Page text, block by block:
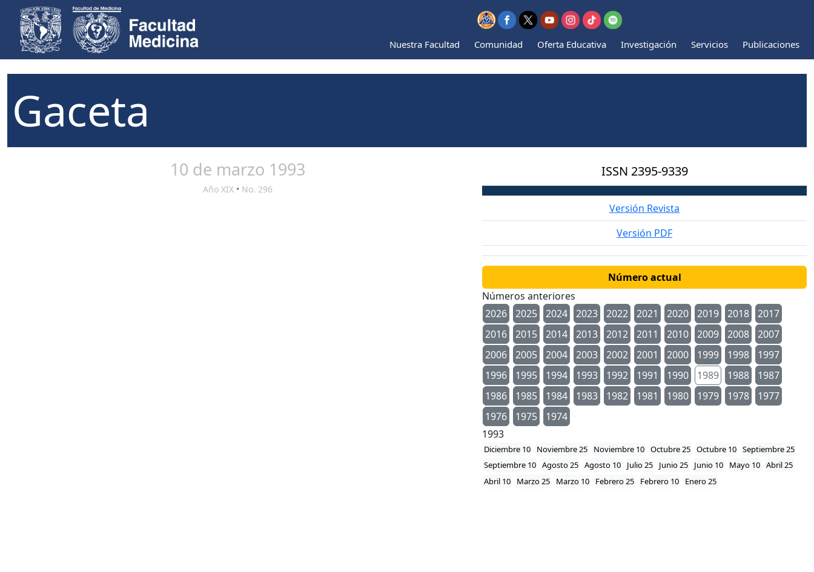
Nuestra Facultad Comunidad Oferta Educativa Investigación Servicios Publicaciones
Gaceta
10 de marzo 1993
Año XIX • No. 296
ISSN 2395-9339
Versión Revista
Versión PDF
Número actual
Números anteriores
2026
2025 2024 2023 2022 2021 2020 2019 2018
2017
2016
2015 2014 2013 2012 2011 2010 2009 2008
2007
2006
2005 2004 2003 2002 2001 2000 1999 1998
1997
1996
1995 1994 1993 1992 1991 1990 1989 1988
1987
1986
1985 1984 1983 1982 1981 1980 1979 1978
1977
1976
1975
1974
1993
Diciembre 10 Noviembre 25 Noviembre 10 Octubre 25 Octubre 10 Septiembre 25
Septiembre 10 Agosto 25 Agosto 10 Julio 25 Junio 25 Junio 10 Mayo 10 Abril 25
Abril 10
Marzo 25 Marzo 10 Febrero 25 Febrero 10 Enero 25